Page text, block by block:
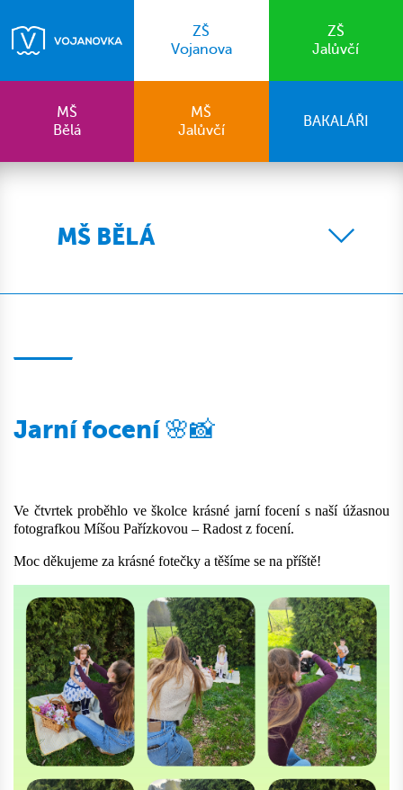
ZŠ
Vojanova
ZŠ
Jalůvčí
MŠ
Bělá
MŠ
Jalůvčí
BAKALÁŘI
MŠ BĚLÁ
Jarní focení 🌸📸
Ve čtvrtek proběhlo ve školce krásné jarní focení s naší úžasnou
fotografkou Míšou Pařízkovou – Radost z focení.
Moc děkujeme za krásné fotečky a těšíme se na příště!